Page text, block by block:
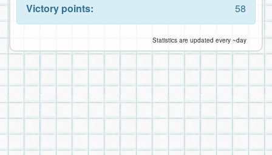
Victory points:
58
Statistics are updated every ~day